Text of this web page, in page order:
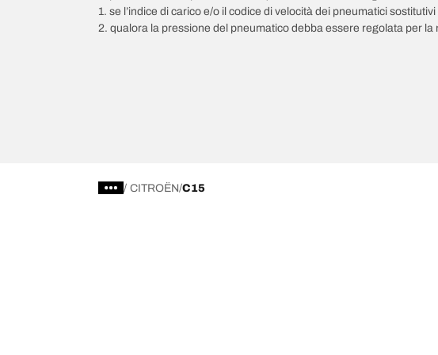
1. se l’indice di carico e/o il codice di velocità dei pneumatici
2. qualora la pressione del pneumatico debba essere regolata per
/ CITROËN C15